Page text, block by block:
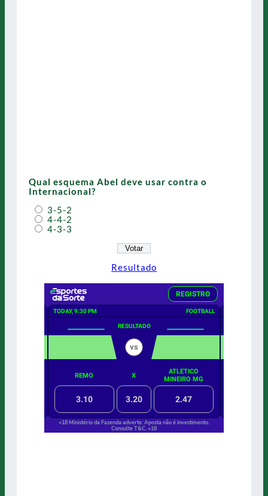
Qual esquema Abel deve usar contra o
Internacional?
3-5-2
4-4-2
4-3-3
Resultado